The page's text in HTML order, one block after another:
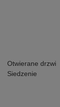
Otwierane drzwi
Siedzenie